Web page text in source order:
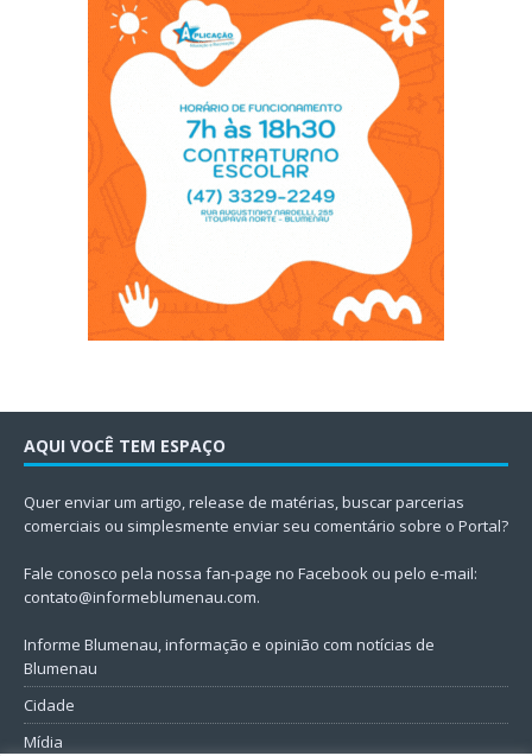
AQUI VOCÊ TEM ESPAÇO
Quer enviar um artigo, release de matérias, buscar parcerias
comerciais ou simplesmente enviar seu comentário sobre o Portal?
Fale conosco pela nossa fan-page no Facebook ou pelo e-mail:
contato@informeblumenau.com.
Informe Blumenau, informação e opinião com notícias de
Blumenau
Cidade
Mídia